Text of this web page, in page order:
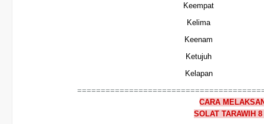
Keempat
Kelima
Keenam
Ketujuh
Kelapan
CARA
SOLAT TARAWIH 8